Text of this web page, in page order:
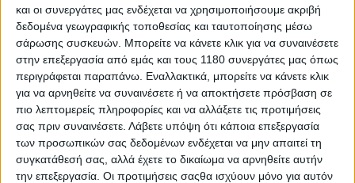
και οι συνεργάτες μας ενδέχεται να χρησιμοποιήσουμε ακριβή
δεδομένα γεωγραφικής τοποθεσίας και ταυτοποίησης μέσω
σάρωσης συσκευών. Μπορείτε να κάνετε κλικ για να συναινέσετε
στην επεξεργασία από εμάς και τους 1180 συνεργάτες μας όπως
περιγράφεται παραπάνω. Εναλλακτικά, μπορείτε να κάνετε κλικ
για να αρνηθείτε να συναινέσετε ή να αποκτήσετε πρόσβαση σε
πιο λεπτομερείς πληροφορίες και να αλλάξετε τις προτιμήσεις
σας πριν συναινέσετε. Λάβετε υπόψη ότι κάποια επεξεργασία
των προσωπικών σας δεδομένων ενδέχεται να μην απαιτεί τη
συγκατάθεσή σας, αλλά έχετε το δικαίωμα να αρνηθείτε αυτήν
την επεξεργασία. Οι προτιμήσεις σαςθα ισχύουν μόνο για αυτόν
Επικαιρότητα 12/11/2025
Cyclone - Έρχεται στην Ελλάδα από τη MOTOTREND
[VIDEO]
Η Cyclone, θυγατρική του Κινέζου γίγα Zonsen (που
παλαιότερα ονομαζόταν Zongshen), έχει τα τελευταία χρόνια
παρουσία τόσο στην EICMA όσο και σε ευρωπαϊκές αγορές,
ενώ τώρα θα τη δούμε και στην Ελλάδα,...
Νέα Μοντέλα